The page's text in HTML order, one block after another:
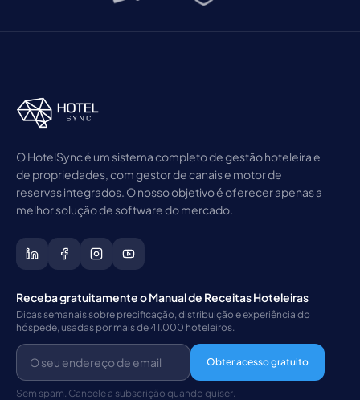
O HotelSync é um sistema completo de gestão hoteleira e
de propriedades, com gestor de canais e motor de
reservas integrados. O nosso objetivo é oferecer apenas a
melhor solução de software do mercado.
Receba gratuitamente o Manual de Receitas Hoteleiras
Dicas semanais sobre precificação, distribuição e experiência do
hóspede, usadas por mais de 41.000 hoteleiros.
Obter acesso gratuito
Sem spam. Cancele a subscrição quando quiser.